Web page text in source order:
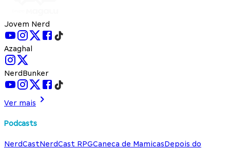
Jovem Nerd
Azaghal
NerdBunker
Ver mais
Podcasts
NerdCastNerdCast RPGCaneca de MamicasDepois do